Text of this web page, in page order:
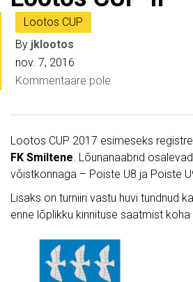
Lootos CUP
By jklootos
nov. 7, 2016
Kommentaare pole
Lootos CUP 2017 esimeseks
FK Smiltene. Lõunanaabrid
võistkonnaga – Poiste U8 ja Poiste
Lisaks on turniiri vastu huvi tundnud
enne lõplikku kinnituse saatmist